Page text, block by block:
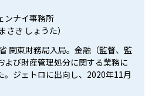
ンナイ事務所
さき しょうた）
関東財務局入局。金融（監督、監
よび財産管理処分に関する業務に
。ジェトロに出向し、2020年11月